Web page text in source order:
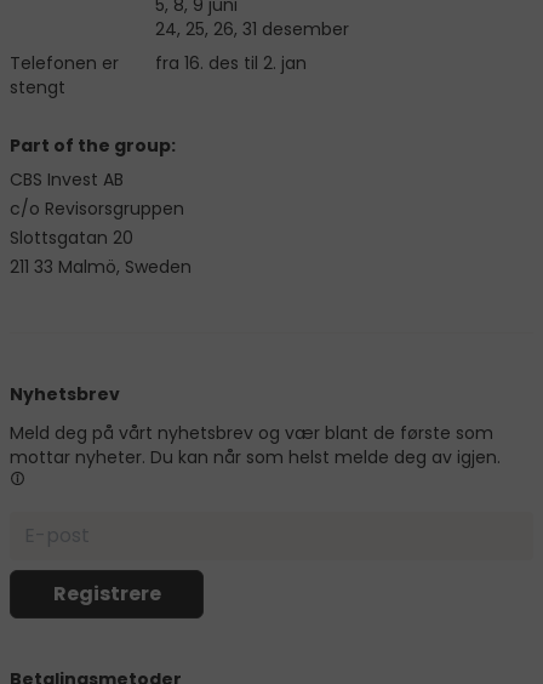
Telefonen er
stengt
5, 8, 9 juni
24, 25, 26, 31 desember
fra 16. des til 2. jan
Part of the group:
CBS Invest AB
c/o Revisorsgruppen
Slottsgatan 20
211 33 Malmö, Sweden
Nyhetsbrev
Meld deg på vårt nyhetsbrev og vær blant de første som
mottar nyheter. Du kan når som helst melde deg av igjen.
Betalingsmetoder